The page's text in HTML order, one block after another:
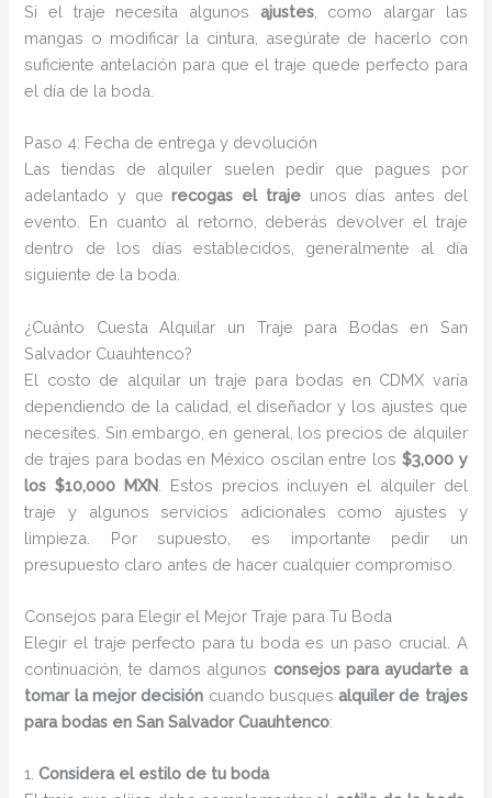
Si el traje necesita algunos ajustes, como alargar las
mangas o modificar la cintura, asegúrate de hacerlo con
suficiente antelación para que el traje quede perfecto para
el día de la boda.
Paso 4: Fecha de entrega y devolución
Las tiendas de alquiler suelen pedir que pagues por
adelantado y querecogas el trajeunos días antes del
evento. En cuanto al retorno, deberás devolver el traje
dentro de los días establecidos, generalmente al día
siguiente de la boda.
¿Cuánto Cuesta Alquilar un Traje para Bodas en San
Salvador Cuauhtenco?
El costo de alquilar un traje para bodas en CDMX varía
dependiendo de la calidad, el diseñador y los ajustes que
necesites. Sin embargo, en general, los precios de alquiler
de trajes para bodas en México oscilan entre los $3,000 y
los $10,000 MXN. Estos precios incluyen el alquiler del
traje y algunos servicios adicionales como ajustes y
limpieza. Por supuesto, es importante pedir un
presupuesto claro antes de hacer cualquier compromiso.
Consejos para Elegir el Mejor Traje para Tu Boda
Elegir el traje perfecto para tu boda es un paso crucial. A
continuación, te damos algunos consejos para ayudarte a
tomar la mejor decisión cuando busquesalquiler de trajes
para bodas en San Salvador Cuauhtenco:
1.Considera el estilo de tu boda